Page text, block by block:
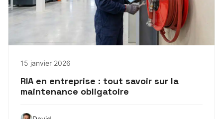
15 janvier 2026
RIA en entreprise : tout savoir sur la
maintenance obligatoire